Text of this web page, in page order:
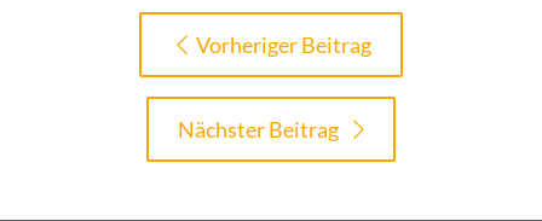
Vorheriger Beitrag
Nächster Beitrag